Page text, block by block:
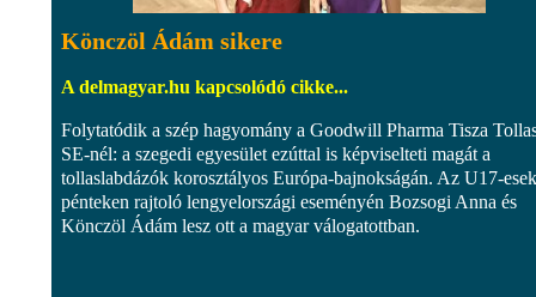
Könczöl Ádám sikere
A delmagyar.hu kapcsolódó cikke...
Folytatódik a szép hagyomány a Goodwill Pharma Tisza
SE-nél: a szegedi egyesület ezúttal is képviselteti magát a
tollaslabdázók korosztályos Európa-bajnokságán. Az U17-esek
pénteken rajtoló lengyelországi eseményén Bozsogi Anna és
Könczöl Ádám lesz ott a magyar válogatottban.